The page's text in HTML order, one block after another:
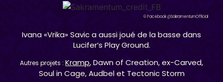
© Facebook @SakramentumOfficial
Ivana «Vrika» Savic a aussi joué de la basse dans
Lucifer’s Play Ground.
Autres projets : Kramp, Dawn of Creation, ex-Carved,
Soul in Cage, Audbel et Tectonic Storm